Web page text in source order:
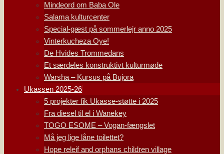
Mindeord om Baba Ole
Salama kulturcenter
Special-gæst på sommerlejr anno 2025
Vinterkucheza Oye!
De Hvides Trommedans
Et særdeles konstruktivt kulturmøde
Warsha – Kursus på Bujora
Ukassen 2025-26
5 projekter fik Ukasse-støtte i 2025
Fra diesel til el i Wanekey
TOGO ESOME – Vogan-fængslet
Må jeg lige låne toilettet?
Hope releif and orphans children village